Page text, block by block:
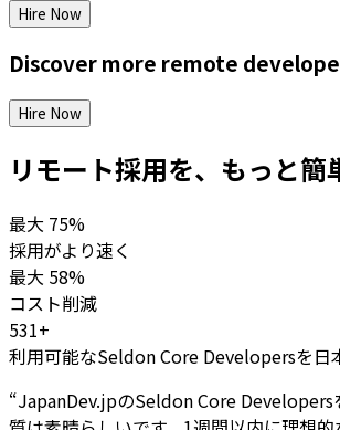
Hire Now
Discover more remote
Hire Now
リモート採用を、もっと簡
最大 75%
採用がより速く
最大 58%
コスト削減
531+
利用可能なSeldon Core Developersを日
“JapanDev.jpのSeldon Core Developers